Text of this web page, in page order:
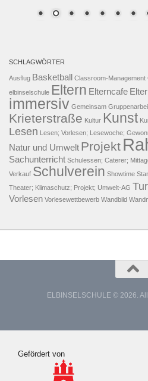
SCHLAGWÖRTER
Ausflug Basketball Classroom-Management
elbinselschule Eltern Elterncafe
immersiv Gemeinsam
Krieterstraße Kultur Kunst
Lesen Lesen; Vorlesen; Lesewoche;
Natur und Umwelt Projekt
Sachunterricht Schulessen; Caterer;
Verkauf Schulverein Showtime
Theater; Klimaschutz; Projekt; Umwelt-AG
Vorlesen Vorlesewettbewerb Wandbild
ELBINSELSCHULE © 2026.
Gefördert von